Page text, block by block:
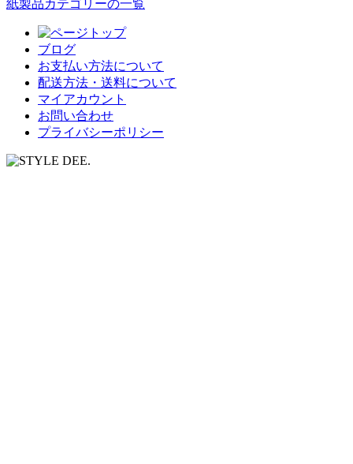
紙製品カテゴリーの一覧
ブログ
お支払い方法について
配送方法・送料について
マイアカウント
お問い合わせ
プライバシーポリシー